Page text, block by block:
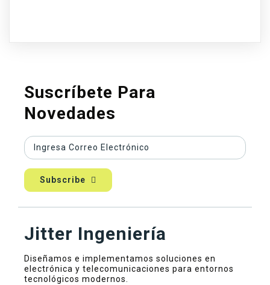
Suscríbete Para
Novedades
Subscribe
Jitter Ingeniería
Diseñamos e implementamos soluciones en
electrónica y telecomunicaciones para entornos
tecnológicos modernos.